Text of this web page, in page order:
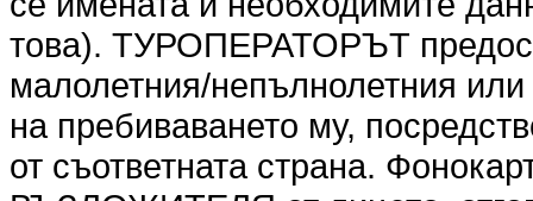
това). ТУРОПЕРАТОРЪТ
малолетния/непълнолетния
на пребиваването му,
от съответната страна.